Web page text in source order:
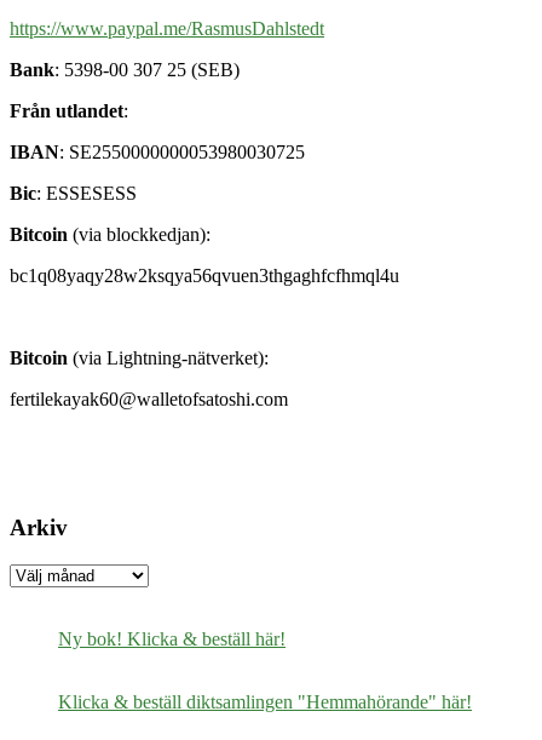
https://www.paypal.me/RasmusDahlstedt
Bank: 5398-00 307 25 (SEB)
Från utlandet:
IBAN: SE2550000000053980030725
Bic: ESSESESS
Bitcoin (via blockkedjan):
bc1q08yaqy28w2ksqya56qvuen3thgaghfcfhmql4u
Bitcoin (via Lightning-nätverket):
fertilekayak60@walletofsatoshi.com
Arkiv
Arkiv
Ny bok! Klicka & beställ här!
Klicka & beställ diktsamlingen "Hemmahörande" här!